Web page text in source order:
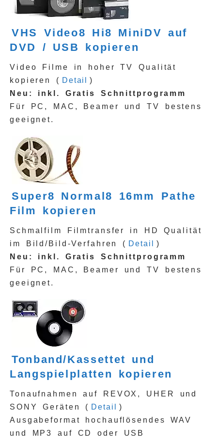
VHS Video8 Hi8 MiniDV auf
DVD / USB kopieren
Video Filme in hoher TV Qualität
kopieren ( Detail
)
Neu: inkl. Gratis Schnittprogramm
Für PC, MAC, Beamer und TV bestens
geeignet.
Super8 Normal8 16mm Pathe
Film kopieren
Schmalfilm Filmtransfer in HD Qualität
im Bild/Bild-Verfahren ( Detail
)
Neu: inkl. Gratis Schnittprogramm
Für PC, MAC, Beamer und TV bestens
geeignet.
Tonband/Kassettet und
Langspielplatten kopieren
Tonaufnahmen auf REVOX, UHER und
SONY Geräten ( Detail
)
Ausgabeformat hochauflösendes WAV
und MP3 auf CD oder USB